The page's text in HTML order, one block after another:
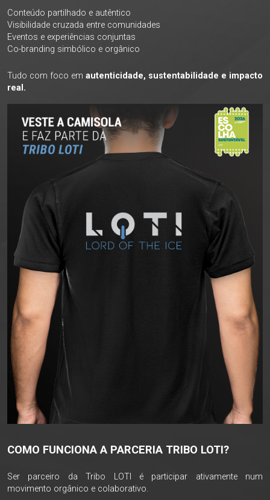
Conteúdo partilhado e autêntico
Visibilidade cruzada entre comunidades
Eventos e experiências conjuntas
Co-branding simbólico e orgânico
Tudo com foco em autenticidade, sustentabilidade e impacto
real.
COMO FUNCIONA A PARCERIA TRIBO LOTI?
Ser parceiro da Tribo LOTI é participar ativamente num
movimento orgânico e colaborativo.